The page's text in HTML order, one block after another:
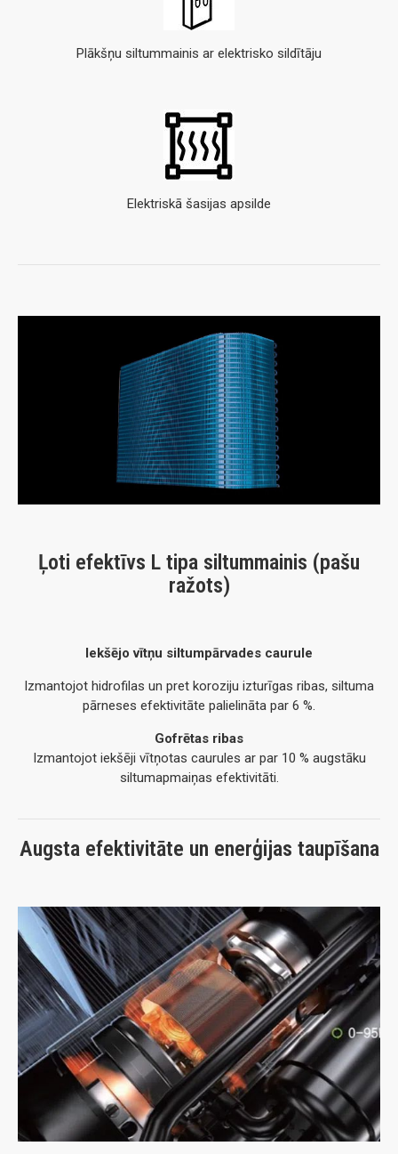
Plākšņu siltummainis ar elektrisko sildītāju
Elektriskā šasijas apsilde
Ļoti efektīvs L tipa siltummainis (pašu
ražots)
Iekšējo vītņu siltumpārvades caurule
Izmantojot hidrofilas un pret koroziju izturīgas ribas, siltuma
pārneses efektivitāte palielināta par 6 %.
Gofrētas ribas
Izmantojot iekšēji vītņotas caurules ar par 10 % augstāku
siltumapmaiņas efektivitāti.
Augsta efektivitāte un enerģijas taupīšana